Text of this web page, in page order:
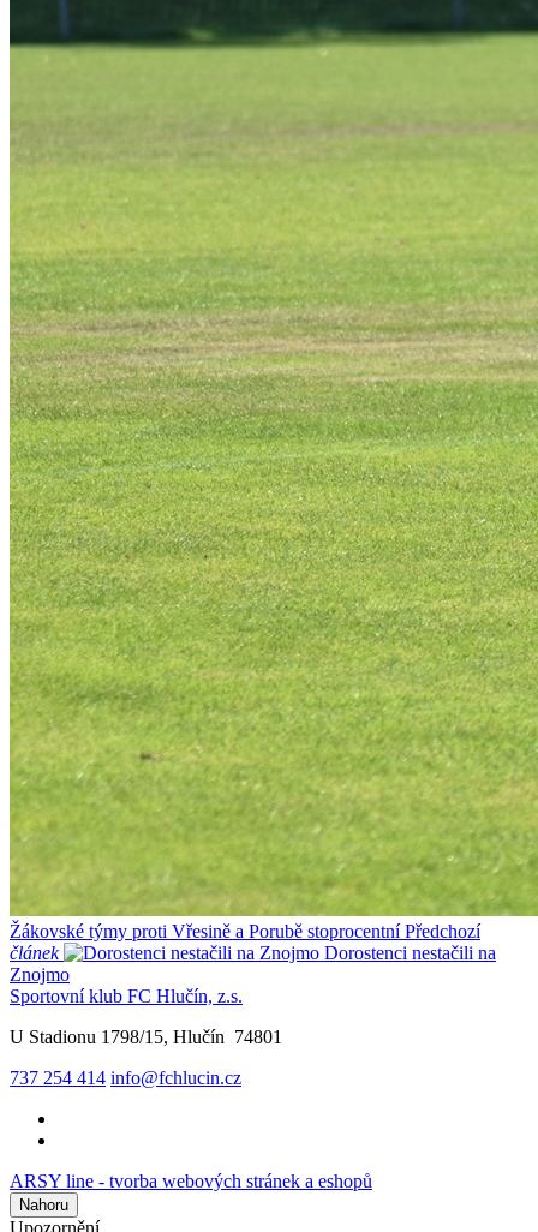
Žákovské týmy proti Vřesině a Porubě stoprocentní Předchozí
článek
Dorostenci nestačili na
Znojmo
Sportovní klub FC Hlučín, z.s.
U Stadionu 1798/15, Hlučín 74801
737 254 414 info@fchlucin.cz
ARSY line - tvorba webových stránek a eshopů
Nahoru
Upozornění